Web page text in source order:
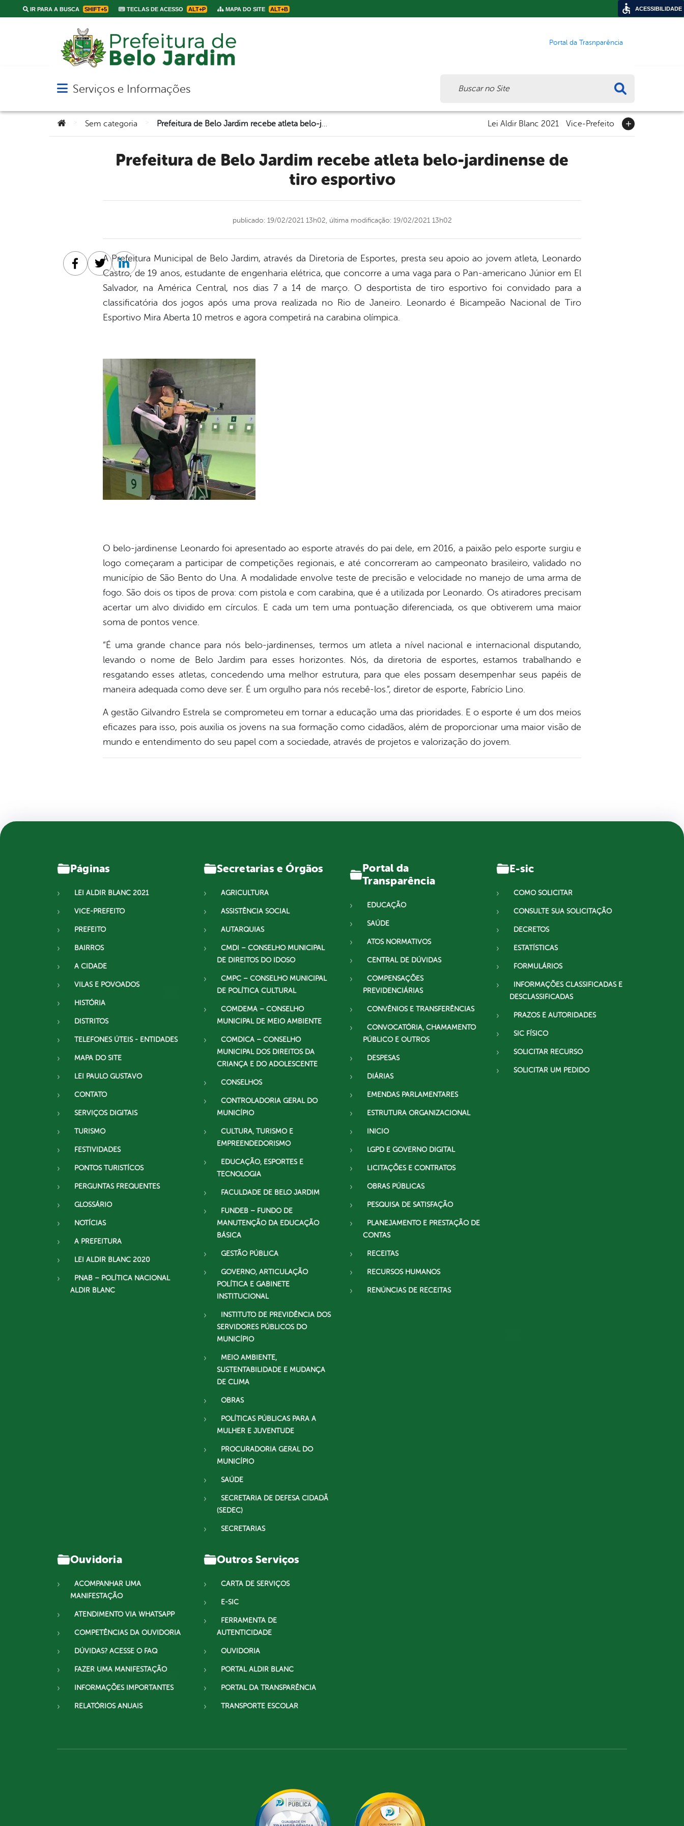
IR PARA A BUSCA SHIFT+5 TECLAS DE ACESSO ALT+P MAPA DO SITE ALT+B
Portal da Trasnparência
Abrir menu principal de navegação
Serviços e Informações
Você está aqui:Sem categoria Lei Aldir Blanc 2021 Vice-Prefeito
Prefeitura de Belo Jardim recebe atleta belo-jardinense de
tiro esportivo
publicado: 19/02/2021 13h02, última modificação: 19/02/2021 13h02
A Prefeitura Municipal de Belo Jardim, através da Diretoria de Esportes, presta seu apoio ao jovem atleta, Leonardo
Castro, de 19 anos, estudante de engenharia elétrica, que concorre a uma vaga para o Pan-americano Júnior em El
Salvador, na América Central, nos dias 7 a 14 de março. O desportista de tiro esportivo foi convidado para a
classificatória dos jogos após uma prova realizada no Rio de Janeiro. Leonardo é Bicampeão Nacional de Tiro
Esportivo Mira Aberta 10 metros e agora competirá na carabina olímpica.
O belo-jardinense Leonardo foi apresentado ao esporte através do pai dele, em 2016, a paixão pelo esporte surgiu e
logo começaram a participar de competições regionais, e até concorreram ao campeonato brasileiro, validado no
município de São Bento do Una. A modalidade envolve teste de precisão e velocidade no manejo de uma arma de
fogo. São dois os tipos de prova: com pistola e com carabina, que é a utilizada por Leonardo. Os atiradores precisam
acertar um alvo dividido em círculos. E cada um tem uma pontuação diferenciada, os que obtiverem uma maior
soma de pontos vence.
“É uma grande chance para nós belo-jardinenses, termos um atleta a nível nacional e internacional disputando,
levando o nome de Belo Jardim para esses horizontes. Nós, da diretoria de esportes, estamos trabalhando e
resgatando esses atletas, concedendo uma melhor estrutura, para que eles possam desempenhar seus papéis de
maneira adequada como deve ser. É um orgulho para nós recebê-los.”, diretor de esporte, Fabrício Lino.
A gestão Gilvandro Estrela se comprometeu em tornar a educação uma das prioridades. E o esporte é um dos meios
eficazes para isso, pois auxilia os jovens na sua formação como cidadãos, além de proporcionar uma maior visão de
mundo e entendimento do seu papel com a sociedade, através de projetos e valorização do jovem.
Facebook
TwitterLinkedin
Páginas
LEI ALDIR BLANC 2021
VICE-PREFEITO
PREFEITO
BAIRROS
A CIDADE
VILAS E POVOADOS
HISTÓRIA
DISTRITOS
TELEFONES ÚTEIS - ENTIDADES
MAPA DO SITE
LEI PAULO GUSTAVO
CONTATO
SERVIÇOS DIGITAIS
TURISMO
FESTIVIDADES
PONTOS TURISTÍCOS
PERGUNTAS FREQUENTES
GLOSSÁRIO
NOTÍCIAS
A PREFEITURA
LEI ALDIR BLANC 2020
PNAB – POLÍTICA NACIONAL
ALDIR BLANC
Secretarias e Órgãos
AGRICULTURA
ASSISTÊNCIA SOCIAL
AUTARQUIAS
CMDI – CONSELHO MUNICIPAL
DE DIREITOS DO IDOSO
CMPC – CONSELHO MUNICIPAL
DE POLÍTICA CULTURAL
COMDEMA – CONSELHO
MUNICIPAL DE MEIO AMBIENTE
COMDICA – CONSELHO
MUNICIPAL DOS DIREITOS DA
CRIANÇA E DO ADOLESCENTE
CONSELHOS
CONTROLADORIA GERAL DO
MUNICÍPIO
CULTURA, TURISMO E
EMPREENDEDORISMO
EDUCAÇÃO, ESPORTES E
TECNOLOGIA
FACULDADE DE BELO JARDIM
FUNDEB – FUNDO DE
MANUTENÇÃO DA EDUCAÇÃO
BÁSICA
GESTÃO PÚBLICA
GOVERNO, ARTICULAÇÃO
POLÍTICA E GABINETE
INSTITUCIONAL
INSTITUTO DE PREVIDÊNCIA DOS
SERVIDORES PÚBLICOS DO
MUNICÍPIO
MEIO AMBIENTE,
SUSTENTABILIDADE E MUDANÇA
DE CLIMA
OBRAS
POLÍTICAS PÚBLICAS PARA A
MULHER E JUVENTUDE
PROCURADORIA GERAL DO
MUNICÍPIO
SAÚDE
SECRETARIA DE DEFESA CIDADÃ
(SEDEC)
SECRETARIAS
Portal da
Transparência
EDUCAÇÃO
SAÚDE
ATOS NORMATIVOS
CENTRAL DE DÚVIDAS
COMPENSAÇÕES
PREVIDENCIÁRIAS
CONVÊNIOS E TRANSFERÊNCIAS
CONVOCATÓRIA, CHAMAMENTO
PÚBLICO E OUTROS
DESPESAS
DIÁRIAS
EMENDAS PARLAMENTARES
ESTRUTURA ORGANIZACIONAL
INICIO
LGPD E GOVERNO DIGITAL
LICITAÇÕES E CONTRATOS
OBRAS PÚBLICAS
PESQUISA DE SATISFAÇÃO
PLANEJAMENTO E PRESTAÇÃO DE
CONTAS
RECEITAS
RECURSOS HUMANOS
RENÚNCIAS DE RECEITAS
E-sic
COMO SOLICITAR
CONSULTE SUA SOLICITAÇÃO
DECRETOS
ESTATÍSTICAS
FORMULÁRIOS
INFORMAÇÕES CLASSIFICADAS E
DESCLASSIFICADAS
PRAZOS E AUTORIDADES
SIC FÍSICO
SOLICITAR RECURSO
SOLICITAR UM PEDIDO
Ouvidoria
ACOMPANHAR UMA
MANIFESTAÇÃO
ATENDIMENTO VIA WHATSAPP
COMPETÊNCIAS DA OUVIDORIA
DÚVIDAS? ACESSE O FAQ
FAZER UMA MANIFESTAÇÃO
INFORMAÇÕES IMPORTANTES
RELATÓRIOS ANUAIS
Outros Serviços
CARTA DE SERVIÇOS
E-SIC
FERRAMENTA DE
AUTENTICIDADE
OUVIDORIA
PORTAL ALDIR BLANC
PORTAL DA TRANSPARÊNCIA
TRANSPORTE ESCOLAR
ACESSIBILIDADE